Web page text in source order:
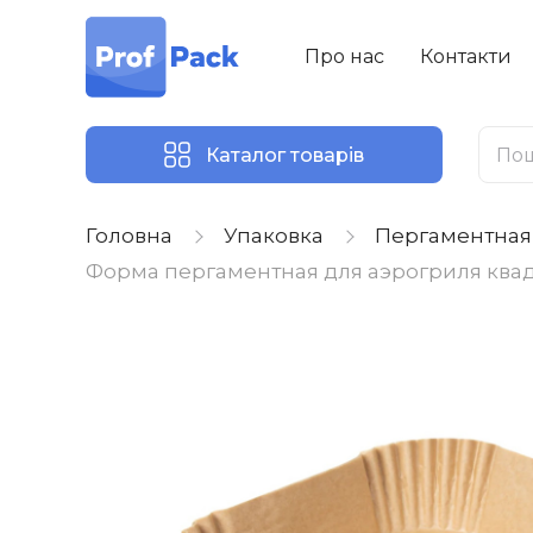
Про нас Контакти
Каталог товарів
Головна Упаковка
Форма пергаментная для аэрогриля